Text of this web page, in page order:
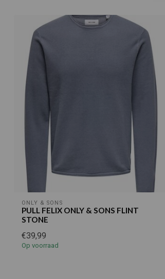
ONLY & SONS
PULL FELIX ONLY & SONS FLINT
STONE
€39,99
Op voorraad